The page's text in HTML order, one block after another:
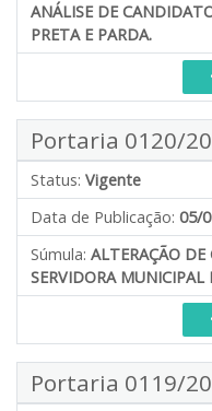
ANÁLISE DE
PRETA E PARDA.
Portaria 0120/
Status: Vigente
Data de Publicação: 05/
Súmula: ALTERAÇÃO DE
SERVIDORA
Portaria 0119/